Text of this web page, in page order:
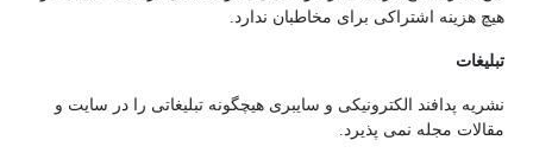
هیچ هزینه اشتراکی برای مخاطبان ندارد.
تبلیغات
نشریه پدافند الکترونیکی و سایبری هیچگونه تبلیغاتی را در سایت و
مقالات مجله نمی پذیرد.